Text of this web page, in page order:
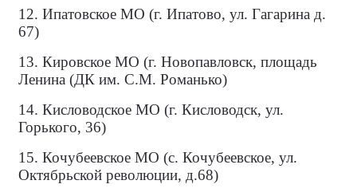
12. Ипатовское МО (г. Ипатово, ул. Гагарина д.
67)
13. Кировское МО (г. Новопавловск, площадь
Ленина (ДК им. С.М. Романько)
14. Кисловодское МО (г. Кисловодск, ул.
Горького, 36)
15. Кочубеевское МО (с. Кочубеевское, ул.
Октябрьской революции, д.68)